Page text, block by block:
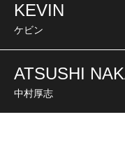
KEVIN
ケビン
ATSUSHI
中村厚志